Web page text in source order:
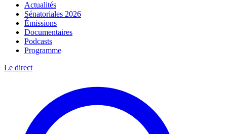
Actualités
Sénatoriales 2026
Émissions
Documentaires
Podcasts
Programme
Le direct